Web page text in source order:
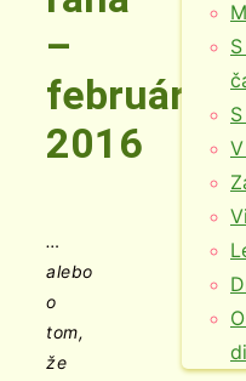
–
február
2016
…
alebo
o
tom,
že